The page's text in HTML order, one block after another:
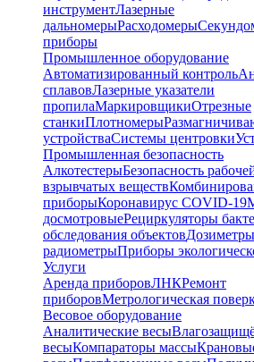
инструментЛазерные
дальномерыРасходомеры
приборы
Промышленное оборудование
Автоматизированный контроль
сплавовЛазерные указатели
пропилаМаркировщикиОтрезные
станкиПлотномеры
устройстваСистемы центровки
Промышленная безопасность
АлкотестерыБезопасность
взрывчатых веществ
приборыКоронавирус COVID-19
досмотровыеРециркуляторы
обследования объектов
радиометрыПриборы
Услуги
Аренда приборовЛНКРемонт
приборовМетрологическая
Весовое оборудование
Аналитические весы
весыКомпараторы массы